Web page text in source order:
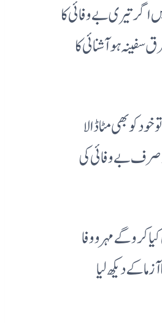
اگر تیری بے وفائی کا
سفینہ ہو آشنائی کا
کو بھی مٹا ڈالا
صرف بے وفائی کی
کرو گے مہر و وفا
آزما کے دیکھ لیا